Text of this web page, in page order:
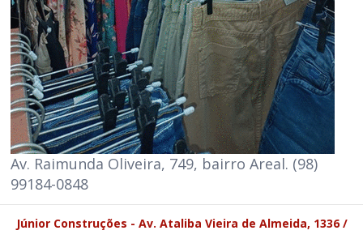
Av. Raimunda Oliveira, 749, bairro Areal. (98)
99184-0848
Júnior Construções - Av. Ataliba Vieira de Almeida, 1336 /